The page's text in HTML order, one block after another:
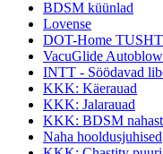
BDSM küünlad
Lovense
DOT-Home
VacuGlide
INTT - Söödavad
KKK: Käerauad
KKK: Jalarauad
KKK: BDSM nahast
Naha hooldusjuhised